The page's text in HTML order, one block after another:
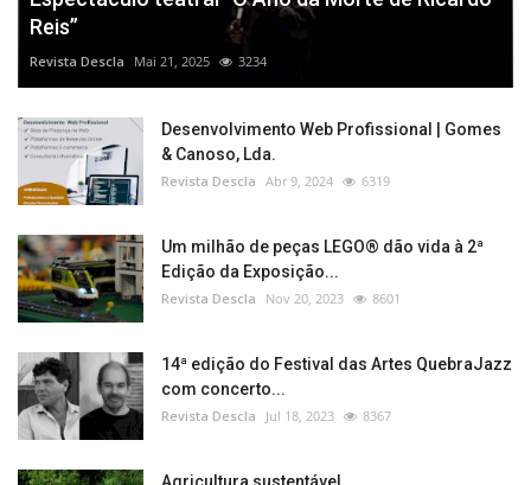
Reis”
Revista Descla Mai 21, 2025 3234
Desenvolvimento Web Profissional | Gomes
& Canoso, Lda.
Revista Descla Abr 9, 2024 6319
Um milhão de peças LEGO® dão vida à 2ª
Edição da Exposição...
Revista Descla Nov 20, 2023 8601
14ª edição do Festival das Artes QuebraJazz
com concerto...
Revista Descla Jul 18, 2023 8367
Agricultura sustentável